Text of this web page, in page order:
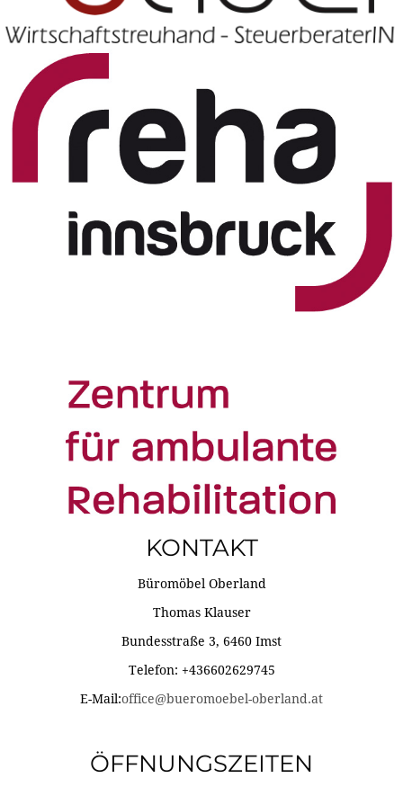
KONTAKT
Büromöbel Oberland
Thomas Klauser
Bundesstraße 3, 6460 Imst
Telefon: +436602629745
E-Mail:office@bueromoebel-oberland.at
ÖFFNUNGSZEITEN